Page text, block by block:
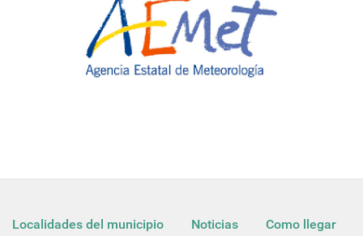
Localidades del municipio Noticias Como llegar